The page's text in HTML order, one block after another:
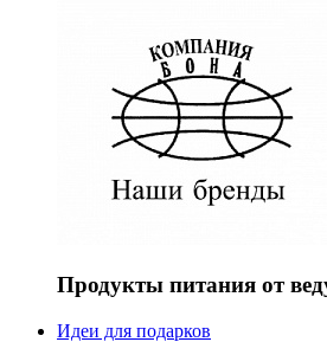
Продукты питания от
Идеи для подарков